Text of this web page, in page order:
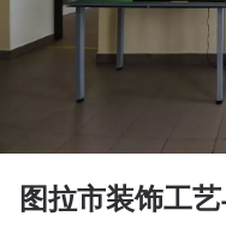
图拉市装饰工